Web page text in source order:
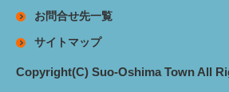
お問合せ先一覧
サイトマップ
Copyright(C) Suo-Oshima Town All